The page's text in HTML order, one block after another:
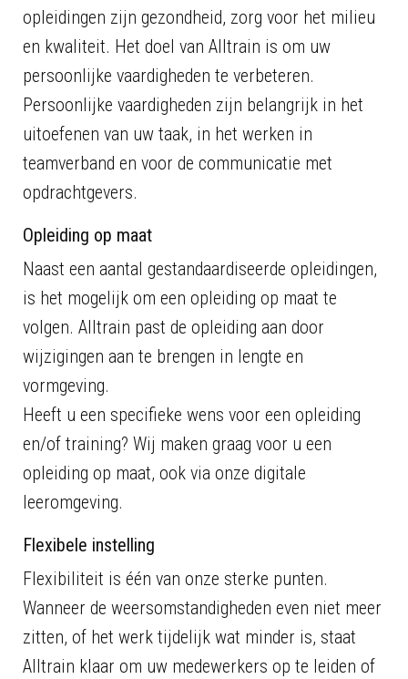
opleidingen zijn gezondheid, zorg voor het milieu
en kwaliteit. Het doel van Alltrain is om uw
persoonlijke vaardigheden te verbeteren.
Persoonlijke vaardigheden zijn belangrijk in het
uitoefenen van uw taak, in het werken in
teamverband en voor de communicatie met
opdrachtgevers.
Opleiding op maat
Naast een aantal gestandaardiseerde opleidingen,
is het mogelijk om een opleiding op maat te
volgen. Alltrain past de opleiding aan door
wijzigingen aan te brengen in lengte en
vormgeving.
Heeft u een specifieke wens voor een opleiding
en/of training? Wij maken graag voor u een
opleiding op maat, ook via onze digitale
leeromgeving.
Flexibele instelling
Flexibiliteit is één van onze sterke punten.
Wanneer de weersomstandigheden even niet meer
zitten, of het werk tijdelijk wat minder is, staat
Alltrain klaar om uw medewerkers op te leiden of